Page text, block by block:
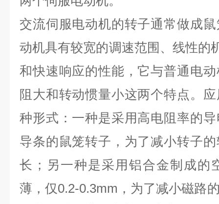
交流伺服电动机的转子通常做成
动机具有较宽的调速范围、线性的
和快速响应的性能，它与普通电
阻大和转动惯量小这两个特点。
种形式：一种是采用高电阻率的
导条的鼠笼转子，为了减小转子
长；另一种是采用铝合金制成的
薄，仅0.2-0.3mm ，为了减小磁路